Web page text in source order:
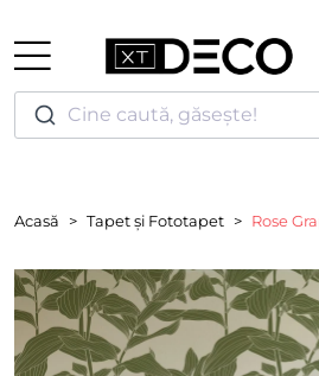
Cine caută, găsește!
Acasă Tapet și Fototapet Rose